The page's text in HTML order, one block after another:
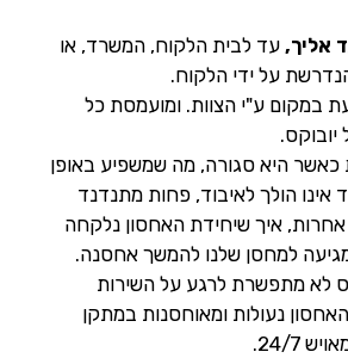
אליך, עד לבית הלקוח, המשרד, או
על ידי הלקוח.
במקום ע"י הצוות. ומועמסת כל
יובוקס.
כאשר היא סגורה, מה שמשפיע באופן
אינו הולך לאיבוד, פחות מתנדנד
איך שיחידת האחסון נלקחה
למחסן שלנו להמשך אחסנה.
לא מתפשרת לרגע על השירות
נעולות ומאוחסנות במתקן
24/7.